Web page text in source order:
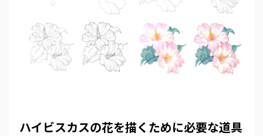
ハイビスカスの花を描くために必要な道具